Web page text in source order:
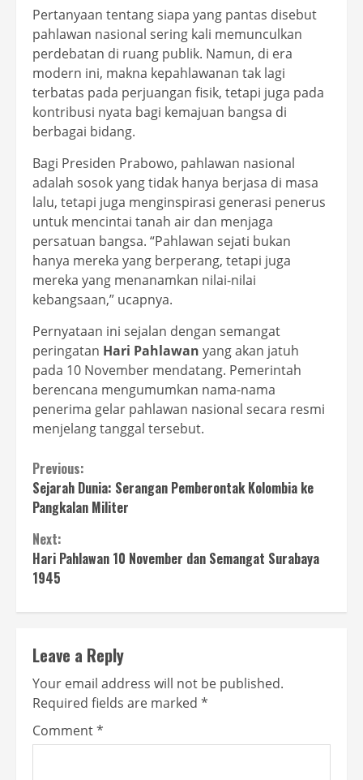
Pertanyaan tentang siapa yang pantas disebut
pahlawan nasional sering kali memunculkan
perdebatan di ruang publik. Namun, di era
modern ini, makna kepahlawanan tak lagi
terbatas pada perjuangan fisik, tetapi juga pada
kontribusi nyata bagi kemajuan bangsa di
berbagai bidang.
Bagi Presiden Prabowo, pahlawan nasional
adalah sosok yang tidak hanya berjasa di masa
lalu, tetapi juga menginspirasi generasi penerus
untuk mencintai tanah air dan menjaga
persatuan bangsa. “Pahlawan sejati bukan
hanya mereka yang berperang, tetapi juga
mereka yang menanamkan nilai-nilai
kebangsaan,” ucapnya.
Pernyataan ini sejalan dengan semangat
peringatan Hari Pahlawan yang akan jatuh
pada 10 November mendatang. Pemerintah
berencana mengumumkan nama-nama
penerima gelar pahlawan nasional secara resmi
menjelang tanggal tersebut.
Continue
Reading
Previous:
Sejarah Dunia: Serangan Pemberontak Kolombia ke
Pangkalan Militer
Next:
Hari Pahlawan 10 November dan Semangat Surabaya
1945
Leave a Reply
Your email address will not be published.
Required fields are marked *
Comment*